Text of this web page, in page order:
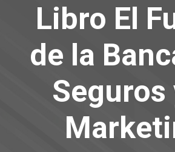
Libro El
de la
Seguros